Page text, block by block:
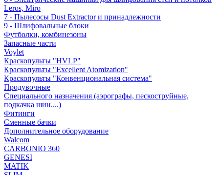
Leros, Miro
7 - Пылесосы Dust Extractor и принадлежности
9 - Шлифовальные блоки
Футболки, комбинезоны
Запасные части
Voylet
Краскопульты "HVLP"
Краскопульты "Excellent Atomization"
Краскопульты "Конвенциональная система"
Продувочные
Специального назначения (аэрографы, пескоструйные,
подкачка шин....)
Фитинги
Сменные бачки
Дополнительное оборудование
Walcom
CARBONIO 360
GENESI
MATIK